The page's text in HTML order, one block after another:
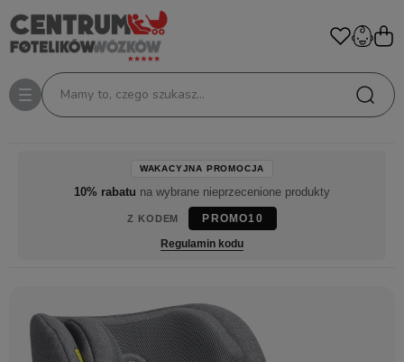
Mamy to, czego szukasz...
WAKACYJNA PROMOCJA
10% rabatu na wybrane nieprzecenione produkty
Z KODEM
PROMO10
Regulamin kodu